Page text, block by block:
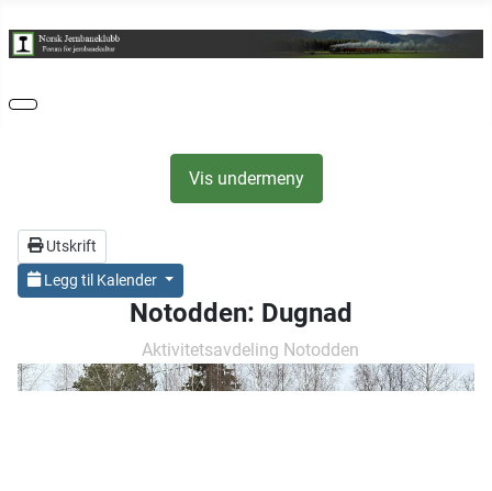
Vis undermeny
Utskrift
Legg til Kalender
Notodden: Dugnad
Aktivitetsavdeling Notodden